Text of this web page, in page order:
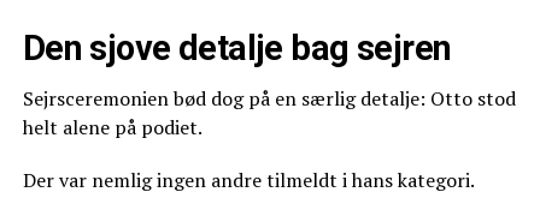
Den sjove detalje bag sejren
Sejrsceremonien bød dog på en særlig detalje: Otto stod
helt alene på podiet.
Der var nemlig ingen andre tilmeldt i hans kategori.